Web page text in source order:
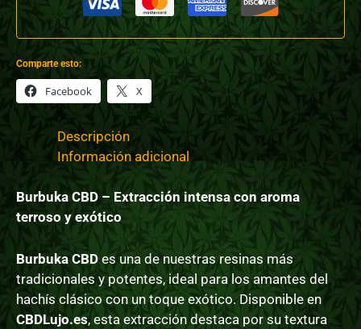
Comparte esto:
Facebook X
Descripción
Información adicional
Burbuka CBD – Extracción intensa con aroma
terroso y exótico
Burbuka CBD es una de nuestras resinas más
tradicionales y potentes, ideal para los amantes del
hachís clásico con un toque exótico. Disponible en
CBDLujo.es, esta extracción destaca por su textura